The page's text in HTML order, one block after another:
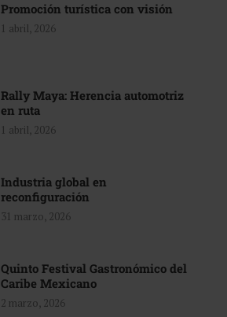
Promoción turística con visión
1 abril, 2026
Rally Maya: Herencia automotriz
en ruta
1 abril, 2026
Industria global en
reconfiguración
31 marzo, 2026
Quinto Festival Gastronómico del
Caribe Mexicano
2 marzo, 2026